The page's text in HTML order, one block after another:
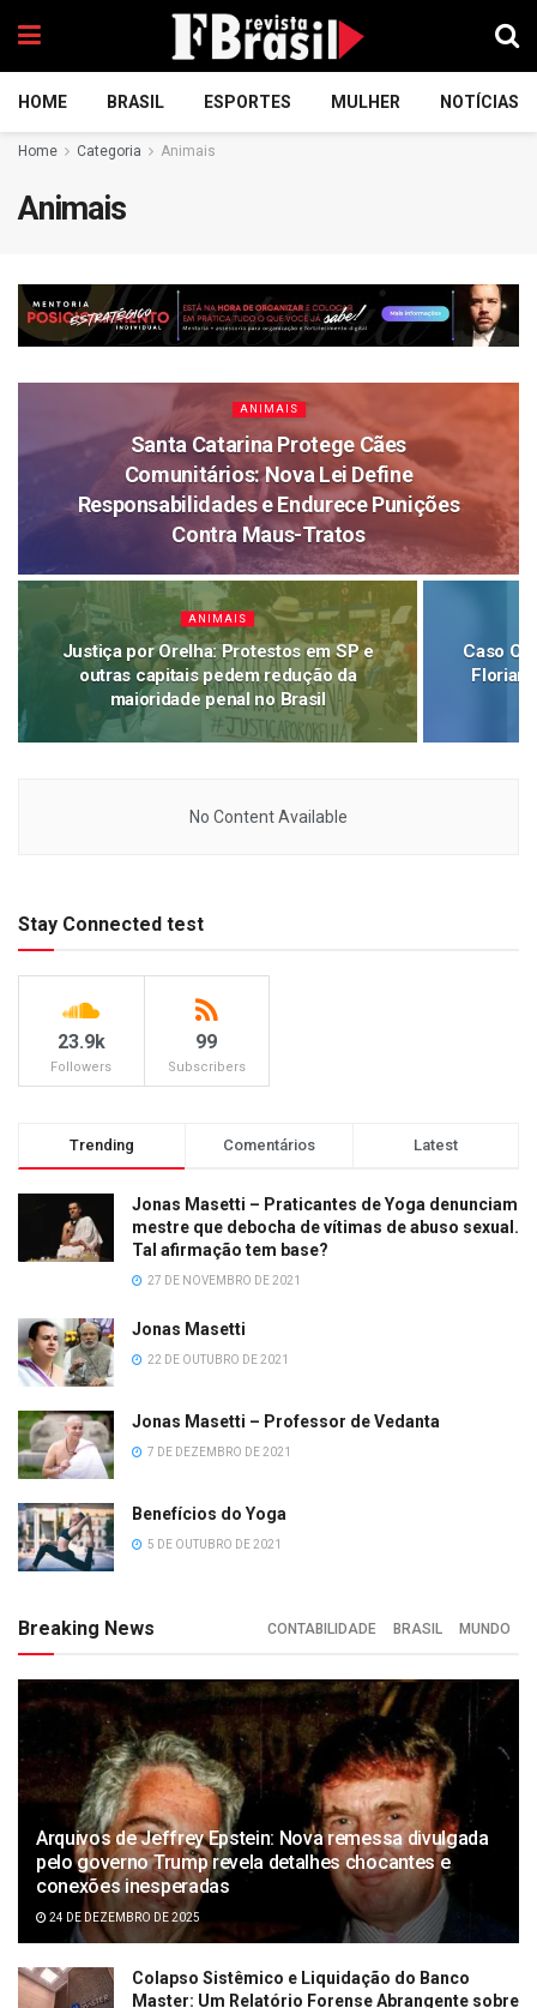
HOME BRASIL ESPORTES MULHER NOTÍCIAS
Home Categoria Animais
Animais
ANIMAIS
Santa Catarina Protege Cães
Comunitários: Nova Lei Define
Responsabilidades e Endurece Punições
Contra Maus-Tratos
ANIMAIS
Justiça por Orelha: Protestos em SP e
outras capitais pedem redução da
maioridade penal no Brasil
Caso
No Content Available
Stay Connected test
23.9k
Followers
99
Subscribers
Trending Comentários Latest
Jonas Masetti – Praticantes de Yoga denunciam
mestre que debocha de vítimas de abuso sexual.
Tal afirmação tem base?
27 DE NOVEMBRO DE 2021
Jonas Masetti
22 DE OUTUBRO DE 2021
Jonas Masetti – Professor de Vedanta
7 DE DEZEMBRO DE 2021
Benefícios do Yoga
5 DE OUTUBRO DE 2021
Breaking News CONTABILIDADE BRASIL MUNDO
Arquivos de Jeffrey Epstein: Nova remessa divulgada
pelo governo Trump revela detalhes chocantes e
conexões inesperadas
24 DE DEZEMBRO DE 2025
Colapso Sistêmico e Liquidação do Banco
Master: Um Relatório Forense Abrangente sobre